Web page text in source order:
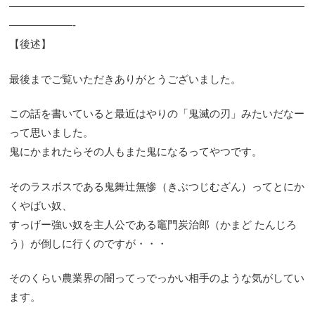
————————————————————————————
——————-
【後述】
最後までご覧いただきありがとうございました。
この話を書いていると最近はやりの「鬼滅の刃」みたいだなー
って思いました。
鬼にかまれたらその人もまた鬼になるってやつです。
そのラスボスである鬼舞辻無惨（きぶつじむざん）ってとにか
くやばい奴、
すっげー強い奴を主人公である竈門炭治郎（かまど たんじろ
う）が倒しに行くのですが・・・
そのくらい農業界の闇ってっでっかい相手のような気がしてい
ます。